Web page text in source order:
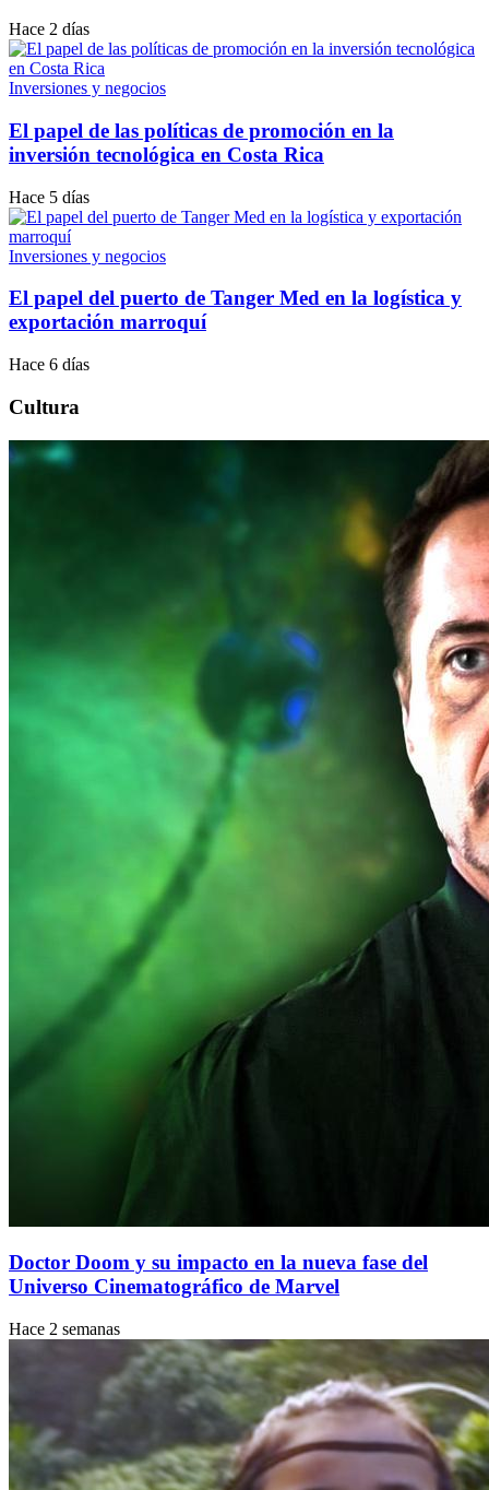
Hace 2 días
Inversiones y negocios
El papel de las políticas de promoción en la
inversión tecnológica en Costa Rica
Hace 5 días
Inversiones y negocios
El papel del puerto de Tanger Med en la logística y
exportación marroquí
Hace 6 días
Cultura
Doctor Doom y su impacto en la nueva fase del
Universo Cinematográfico de Marvel
Hace 2 semanas